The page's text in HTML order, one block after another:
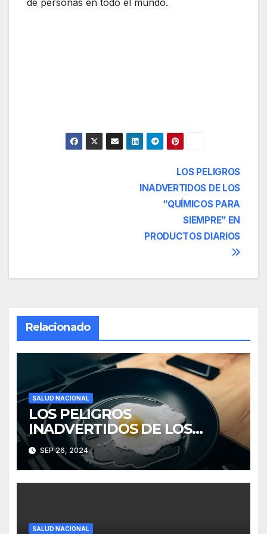
LOS PELIGROS
INADVERTIDOS DE LOS
“QUÍMICOS PARA
SIEMPRE” EN
PRODUCTOS DIARIOS
Relacionado
SALUD NACIONAL
LOS PELIGROS
INADVERTIDOS DE LOS
“QUÍMICOS PARA SIEMPRE”
EN PRODUCTOS DIARIOS
SEP 26, 2024
SALUD NACIONAL